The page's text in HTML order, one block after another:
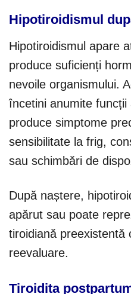
Hipotiroidismul
Hipotiroidismul apare
produce suficienți
nevoile organismului.
încetini anumite
produce simptome
sensibilitate la frig,
sau schimbări de
După naștere,
apărut sau poate
tiroidiană preexistentă
reevaluare.
Tiroidita